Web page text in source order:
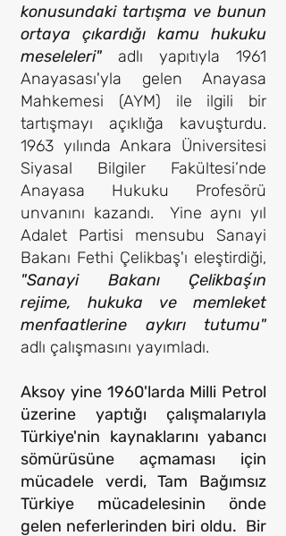
konusundaki tartışma ve bunun
ortaya çıkardığı kamu hukuku
meseleleri"
adlı yapıtıyla 1961
Anayasası'yla gelen Anayasa
Mahkemesi (AYM) ile ilgili bir
tartışmayı açıklığa kavuşturdu.
1963 yılında Ankara Üniversitesi
Siyasal Bilgiler Fakültesi’nde
Anayasa Hukuku Profesörü
unvanını kazandı. Yine aynı yıl
Adalet Partisi mensubu Sanayi
Bakanı Fethi Çelikbaş'ı eleştirdiği,
"Sanayi Bakanı Çelikbaşʼın
rejime, hukuka ve memleket
menfaatlerine aykırı tutumu"
adlı çalışmasını yayımladı.
Aksoy yine 1960'larda Milli Petrol
üzerine yaptığı çalışmalarıyla
Türkiye'nin kaynaklarını yabancı
sömürüsüne açmaması için
mücadele verdi, Tam Bağımsız
Türkiye mücadelesinin önde
gelen neferlerinden biri oldu. Bir